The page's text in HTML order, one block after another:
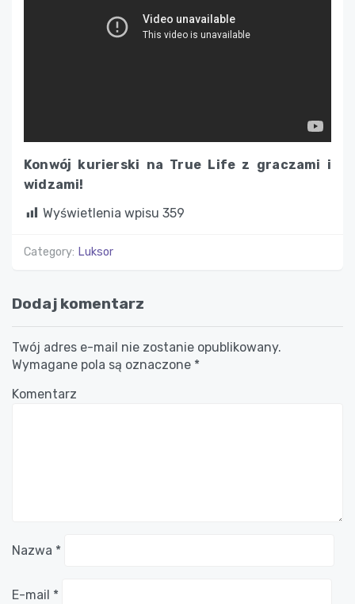
Konwój kurierski na True Life z graczami i
widzami!
Wyświetlenia wpisu 359
Category: Luksor
Dodaj komentarz
Twój adres e-mail nie zostanie opublikowany.
Wymagane pola są oznaczone *
Komentarz
Nazwa *
E-mail *